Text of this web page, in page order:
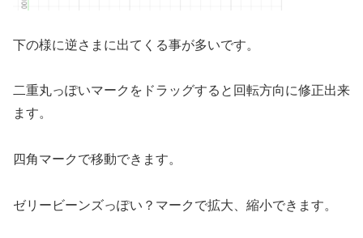
下の様に逆さまに出てくる事が多いです。
二重丸っぽいマークをドラッグすると回転方向に修正出来
ます。
四角マークで移動できます。
ゼリービーンズっぽい？マークで拡大、縮小できます。